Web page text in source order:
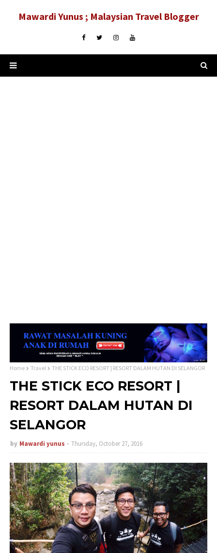
Mawardi Yunus ; Malaysian Travel Blogger
Home Travel THE STICK ECO RESORT | RESORT DALAM HUTAN DI SELANGOR
THE STICK ECO RESORT |
RESORT DALAM HUTAN DI
SELANGOR
by Mawardi yunus Thursday, October 27, 2016